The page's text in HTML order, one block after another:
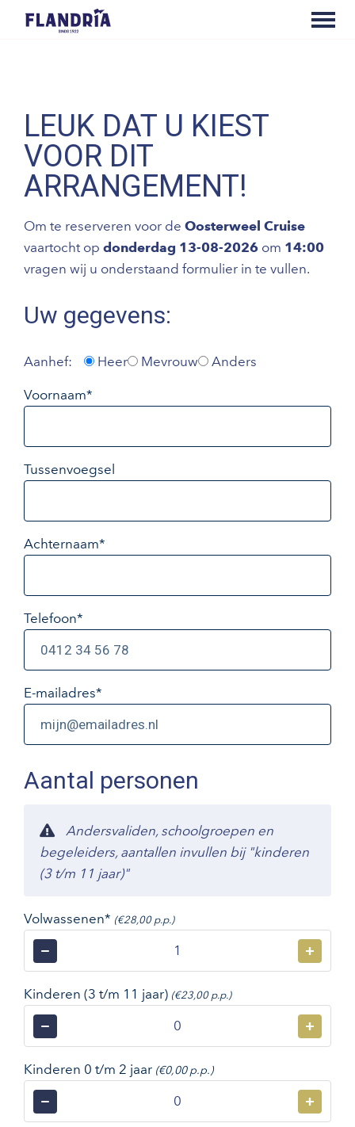
LEUK DAT U KIEST
VOOR DIT
ARRANGEMENT!
Om te reserveren voor de Oosterweel Cruise
vaartocht op donderdag 13-08-2026 om 14:00
vragen wij u onderstaand formulier in te vullen.
Uw gegevens:
Aanhef: Heer Mevrouw Anders
Voornaam*
Tussenvoegsel
Achternaam*
Telefoon*
E-mailadres*
Aantal personen
Andersvaliden, schoolgroepen en
begeleiders, aantallen invullen bij "kinderen
(3 t/m 11 jaar)"
Volwassenen* (€28,00 p.p.)
− +
Kinderen (3 t/m 11 jaar) (€23,00 p.p.)
− +
Kinderen 0 t/m 2 jaar (€0,00 p.p.)
− +